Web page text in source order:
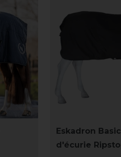
Eskadron
d'écurie